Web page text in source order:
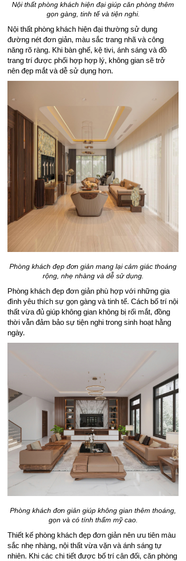
Nội thất phòng khách hiện đại giúp căn phòng thêm
gọn gàng, tinh tế và tiện nghi.
Nội thất phòng khách hiện đại thường sử dụng
đường nét đơn giản, màu sắc trang nhã và công
năng rõ ràng. Khi bàn ghế, kệ tivi, ánh sáng và đồ
trang trí được phối hợp hợp lý, không gian sẽ trở
nên đẹp mắt và dễ sử dụng hơn.
Phòng khách đẹp đơn giản mang lại cảm giác thoáng
rộng, nhẹ nhàng và dễ sử dụng.
Phòng khách đẹp đơn giản phù hợp với những gia
đình yêu thích sự gọn gàng và tinh tế. Cách bố trí nội
thất vừa đủ giúp không gian không bị rối mắt, đồng
thời vẫn đảm bảo sự tiện nghi trong sinh hoạt hằng
ngày.
Phòng khách đơn giản giúp không gian thêm thoáng,
gọn và có tính thẩm mỹ cao.
Thiết kế phòng khách đẹp đơn giản nên ưu tiên màu
sắc nhẹ nhàng, nội thất vừa vặn và ánh sáng tự
nhiên. Khi các chi tiết được bố trí cân đối, căn phòng